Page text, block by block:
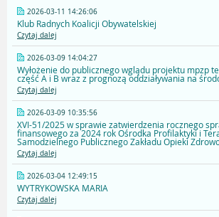
2026-03-11 14:26:06
Klub Radnych Koalicji Obywatelskiej
Czytaj dalej
2026-03-09 14:04:27
Wyłożenie do publicznego wglądu projektu mpzp
część A i B wraz z prognozą oddziaływania na
Czytaj dalej
2026-03-09 10:35:56
XVI-51/2025 w sprawie zatwierdzenia rocznego
finansowego za 2024 rok Ośrodka Profilaktyki i
Samodzielnego Publicznego Zakładu Opieki
Czytaj dalej
2026-03-04 12:49:15
WYTRYKOWSKA MARIA
Czytaj dalej